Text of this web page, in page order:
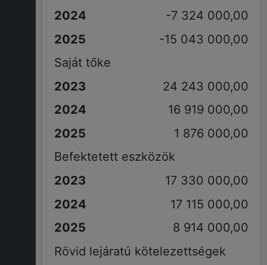
-7 324 000,00
-15 043 000,00
Saját tőke
24 243 000,00
16 919 000,00
1 876 000,00
Befektetett eszközök
17 330 000,00
17 115 000,00
8 914 000,00
Rövid lejáratú kötelezettségek